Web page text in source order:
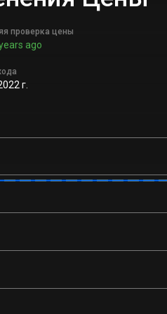
проверка цены
ago
г.